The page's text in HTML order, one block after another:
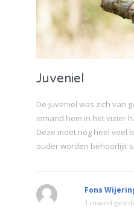
Juveniel
De juveniel was zich van
iemand hem in het vizier
Deze moet nog heel veel
ouder worden behoorlijk
Fons
1 maand